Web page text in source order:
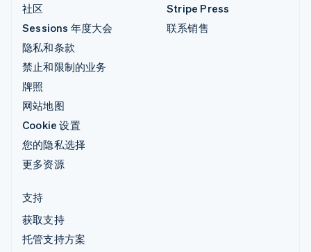
社区
Sessions 年度大会
隐私和条款
禁止和限制的业务
牌照
网站地图
Cookie 设置
您的隐私选择
更多资源
Stripe Press
联系销售
支持
获取支持
托管支持方案